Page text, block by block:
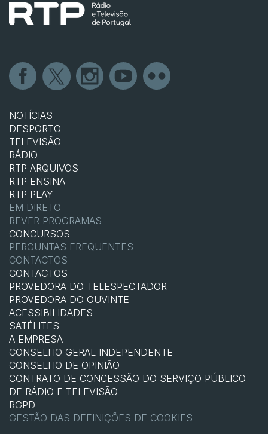
NOTÍCIAS
DESPORTO
TELEVISÃO
RÁDIO
RTP ARQUIVOS
RTP ENSINA
RTP PLAY
EM DIRETO
REVER PROGRAMAS
CONCURSOS
PERGUNTAS FREQUENTES
CONTACTOS
CONTACTOS
PROVEDORA DO TELESPECTADOR
PROVEDORA DO OUVINTE
ACESSIBILIDADES
SATÉLITES
A EMPRESA
CONSELHO GERAL INDEPENDENTE
CONSELHO DE OPINIÃO
CONTRATO DE CONCESSÃO DO SERVIÇO PÚBLICO
DE RÁDIO E TELEVISÃO
RGPD
GESTÃO DAS DEFINIÇÕES DE COOKIES